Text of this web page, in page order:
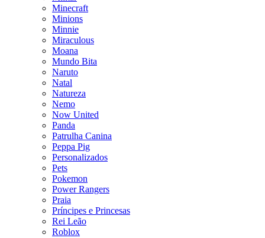
Minecraft
Minions
Minnie
Miraculous
Moana
Mundo Bita
Naruto
Natal
Natureza
Nemo
Now United
Panda
Patrulha Canina
Peppa Pig
Personalizados
Pets
Pokemon
Power Rangers
Praia
Príncipes e Princesas
Rei Leão
Roblox